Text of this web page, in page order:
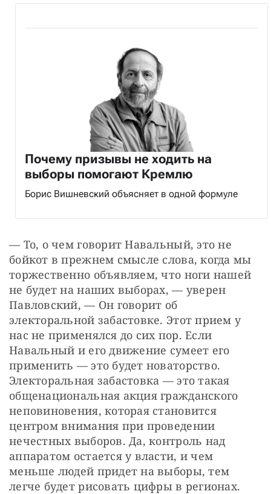
Почему призывы не ходить на
выборы помогают Кремлю
Борис Вишневский объясняет в одной формуле
— То, о чем говорит Навальный, это не
бойкот в прежнем смысле слова, когда мы
торжественно объявляем, что ноги нашей
не будет на наших выборах, — уверен
Павловский, — Он говорит об
электоральной забастовке. Этот прием у
нас не применялся до сих пор. Если
Навальный и его движение сумеет его
применить — это будет новаторство.
Электоральная забастовка — это такая
общенациональная акция гражданского
неповиновения, которая становится
центром внимания при проведении
нечестных выборов. Да, контроль над
аппаратом остается у власти, и чем
меньше людей придет на выборы, тем
легче будет рисовать цифры в регионах.